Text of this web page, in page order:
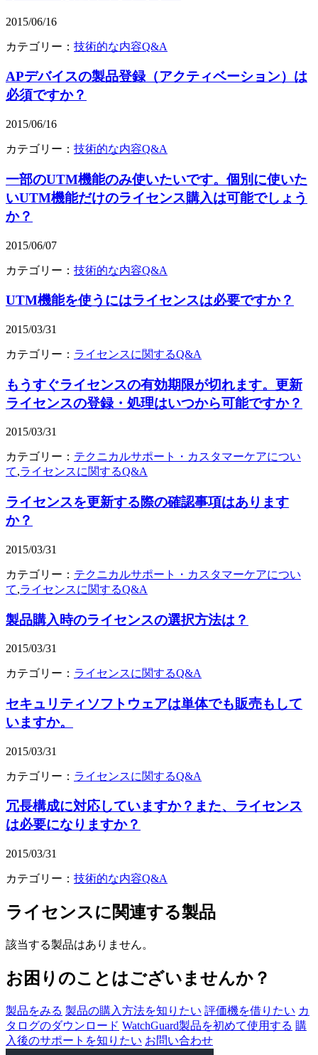
2015/06/16
カテゴリー： 技術的な内容Q&A
APデバイスの製品登録（アクティベーション）は
必須ですか？
2015/06/16
カテゴリー： 技術的な内容Q&A
一部のUTM機能のみ使いたいです。個別に使いた
いUTM機能だけのライセンス購入は可能でしょう
か？
2015/06/07
カテゴリー： 技術的な内容Q&A
UTM機能を使うにはライセンスは必要ですか？
2015/03/31
カテゴリー： ライセンスに関するQ&A
もうすぐライセンスの有効期限が切れます。更新
ライセンスの登録・処理はいつから可能ですか？
2015/03/31
カテゴリー： テクニカルサポート・カスタマーケアについ
て,ライセンスに関するQ&A
ライセンスを更新する際の確認事項はあります
か？
2015/03/31
カテゴリー： テクニカルサポート・カスタマーケアについ
て,ライセンスに関するQ&A
製品購入時のライセンスの選択方法は？
2015/03/31
カテゴリー： ライセンスに関するQ&A
セキュリティソフトウェアは単体でも販売もして
いますか。
2015/03/31
カテゴリー： ライセンスに関するQ&A
冗長構成に対応していますか？また、ライセンス
は必要になりますか？
2015/03/31
カテゴリー： 技術的な内容Q&A
ライセンスに関連する製品
該当する製品はありません。
お困りのことはございませんか？
製品をみる 製品の購入方法を知りたい 評価機を借りたい カ
タログのダウンロード WatchGuard製品を初めて使用する 購
入後のサポートを知りたい お問い合わせ